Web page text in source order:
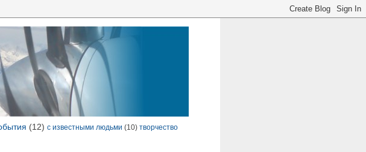
(12) с известными людьми (10) творчество